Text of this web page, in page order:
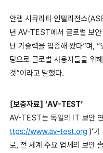
안랩 시큐리티 인텔리전스
년 AV-TEST에서 글로벌 보
난 기술력을 입증해 왔다”며, “
탕으로 글로벌 사용자들을 위
것”이라고 말했다.
[보충자료] ‘AV-TEST’
AV-TEST는 독일의 IT 보안
ttps://www.av-test.org )’
로, 전 세계 주요 업체의 보안